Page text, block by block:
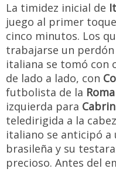
La timidez inicial de
juego al primer
cinco minutos. Los
trabajarse un
italiana se tomó con
de lado a lado, con
futbolista de la Roma
izquierda para
teledirigida a la
italiano se anticipó a
brasileña y su
precioso. Antes del